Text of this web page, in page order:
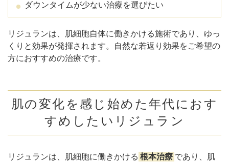
ダウンタイムが少ない治療を選びたい
リジュランは、肌細胞自体に働きかける施術であり、ゆっ
くりと効果が発揮されます。自然な若返り効果をご希望の
方におすすめの治療です。
肌の変化を感じ始めた年代におす
すめしたいリジュラン
リジュランは、肌細胞に働きかける 根本治療 であり、肌